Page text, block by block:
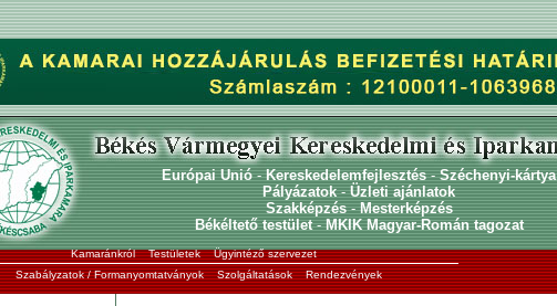
Európai Unió-Kereskedelemfejlesztés-Széchenyi-kártya
Pályázatok-Üzleti ajánlatok
Szakképzés-Mesterképzés
Békéltető testület-MKIK Magyar-Román tagozat
Kamaránkról Testületek
Ügyintéző szervezet
Szabályzatok / Formanyomtatványok
Szolgáltatások Rendezvények